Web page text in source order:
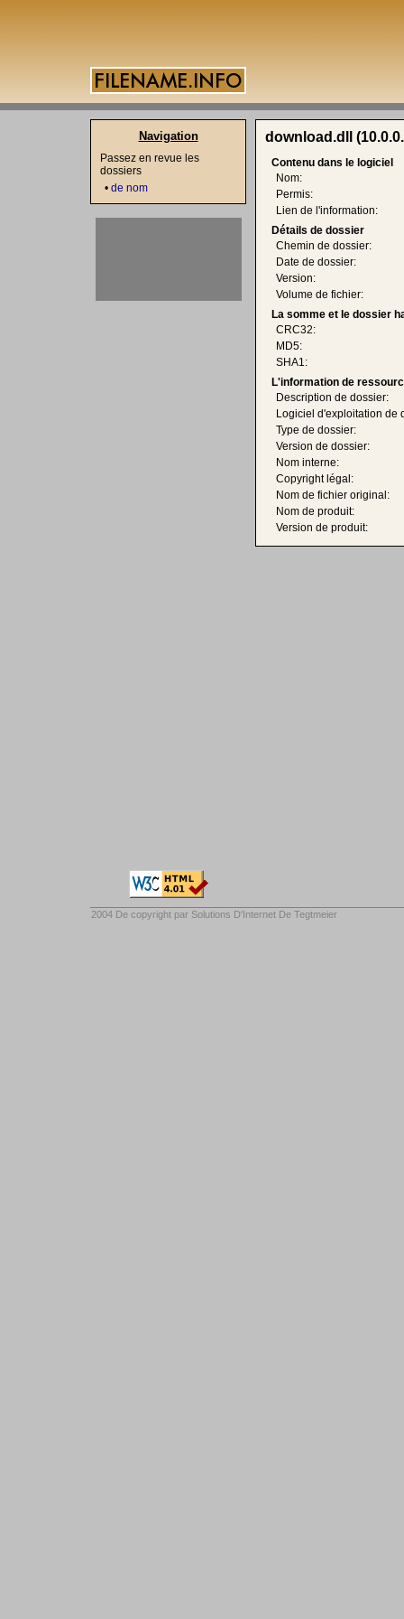
download.dll
Contenu dans le logiciel
Nom:
Permis:
Lien de l'information:
Détails de dossier
Chemin de dossier:
Date de dossier:
Version:
Volume de fichier:
La somme et le dossier
CRC32:
MD5:
SHA1:
L'information de
Description de dossier:
Logiciel d'exploitation de
Type de dossier:
Version de dossier:
Nom interne:
Copyright légal:
Nom de fichier original:
Nom de produit:
Version de produit:
Navigation
Passez en revue les
dossiers
• de nom
2004 De copyright par Solutions D'Internet De Tegtmeier